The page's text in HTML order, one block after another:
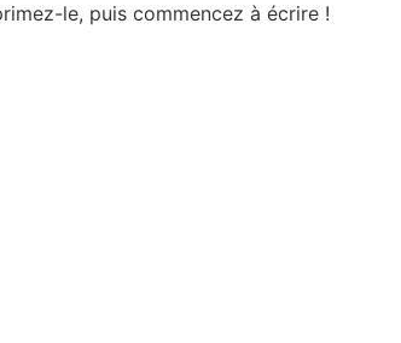
le, puis commencez à écrire !